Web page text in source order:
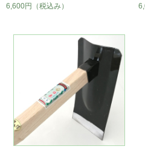
6,600円 （税込み）